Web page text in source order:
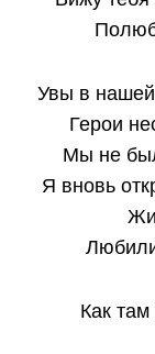
Увы в нашей
Герои
Мы не
Я вновь
Как